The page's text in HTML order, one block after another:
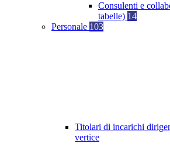
Consulenti e
tabelle) 14
Personale 103
Titolari di incarichi
vertice